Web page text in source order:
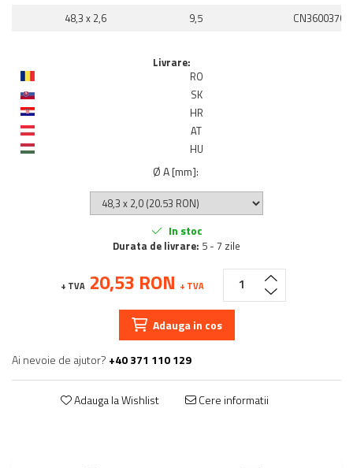
48,3 x 2,6
9,5 CN3600370
Livrare:
RO
SK
HR
AT
HU
Ø A [mm]:
In stoc
Durata de livrare: 5 - 7 zile
+ TVA 20,53 RON + TVA
Adauga in cos
Ai nevoie de ajutor? +40 371 110 129
Adauga la Wishlist Cere informatii